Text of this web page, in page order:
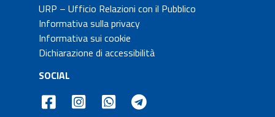
URP – Ufficio Relazioni con il Pubblico
Informativa sulla privacy
Informativa sui cookie
Dichiarazione di accessibilità
SOCIAL